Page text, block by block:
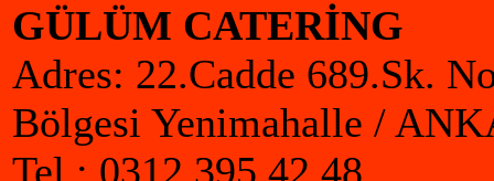
GÜLÜM CATERİNG
Adres: 22.Cadde 689.Sk.
Bölgesi Yenimahalle /
Tel : 0312 395 42 48